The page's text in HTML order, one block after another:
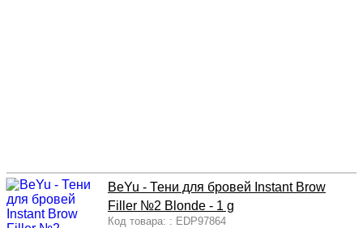
BeYu - Тени для бровей Instant Brow
Filler №2 Blonde - 1 g
Код товара: : EDP97864